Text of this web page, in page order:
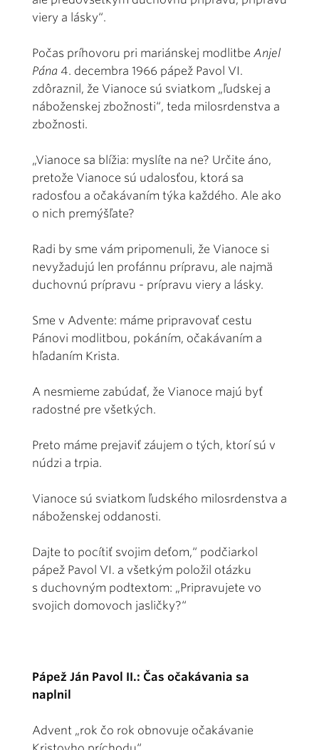
viery a lásky“.
Počas príhovoru pri mariánskej modlitbe Anjel
Pána 4. decembra 1966 pápež Pavol VI.
zdôraznil, že Vianoce sú sviatkom „ľudskej a
náboženskej zbožnosti“, teda milosrdenstva a
zbožnosti.
„Vianoce sa blížia: myslíte na ne? Určite áno,
pretože Vianoce sú udalosťou, ktorá sa
radosťou a očakávaním týka každého. Ale ako
o nich premýšľate?
Radi by sme vám pripomenuli, že Vianoce si
nevyžadujú len profánnu prípravu, ale najmä
duchovnú prípravu - prípravu viery a lásky.
Sme v Advente: máme pripravovať cestu
Pánovi modlitbou, pokáním, očakávaním a
hľadaním Krista.
A nesmieme zabúdať, že Vianoce majú byť
radostné pre všetkých.
Preto máme prejaviť záujem o tých, ktorí sú v
núdzi a trpia.
Vianoce sú sviatkom ľudského milosrdenstva a
náboženskej oddanosti.
Dajte to pocítiť svojim deťom,“ podčiarkol
pápež Pavol VI. a všetkým položil otázku
s duchovným podtextom: „Pripravujete vo
svojich domovoch jasličky?“
Pápež Ján Pavol II.: Čas očakávania sa
naplnil
Advent „rok čo rok obnovuje očakávanie